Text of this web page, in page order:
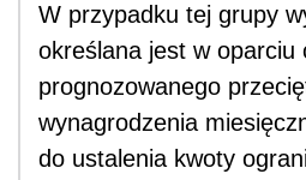
W przypadku tej grupy
określana jest w oparciu
prognozowanego
wynagrodzenia
do ustalenia kwoty